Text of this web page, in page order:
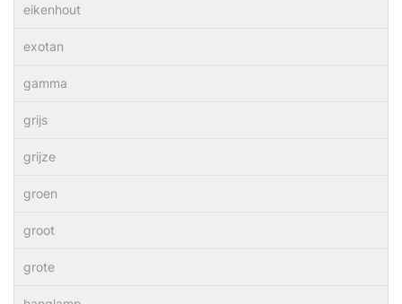
eikenhout
exotan
gamma
grijs
grijze
groen
groot
grote